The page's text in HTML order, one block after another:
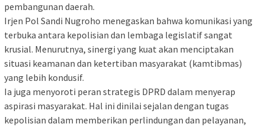
pembangunan daerah.
Irjen Pol Sandi Nugroho menegaskan bahwa komunikasi yang
terbuka antara kepolisian dan lembaga legislatif sangat
krusial. Menurutnya, sinergi yang kuat akan menciptakan
situasi keamanan dan ketertiban masyarakat (kamtibmas)
yang lebih kondusif.
Ia juga menyoroti peran strategis DPRD dalam menyerap
aspirasi masyarakat. Hal ini dinilai sejalan dengan tugas
kepolisian dalam memberikan perlindungan dan pelayanan,